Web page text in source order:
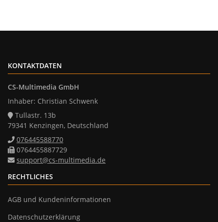
KONTAKTDATEN
CS-Multimedia GmbH
Inhaber: Christian Schwenk
Tullastr. 13b
79341 Kenzingen, Deutschland
076445588770
0764455887729
support@cs-multimedia.de
RECHTLICHES
AGB und Kundeninformationen
Datenschutzerklärung